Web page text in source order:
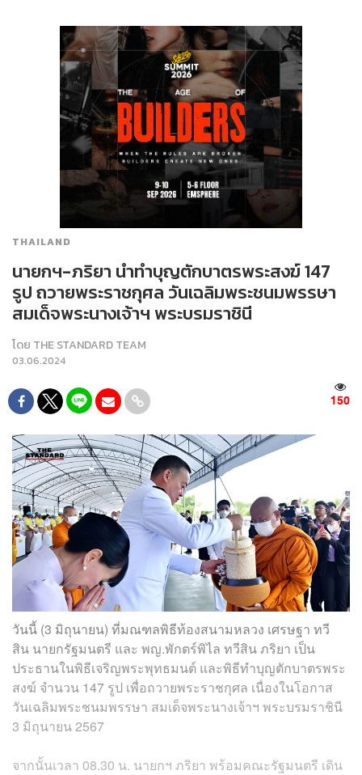
THAILAND
นายกฯ-ภริยา นำทำบุญตักบาตรพระสงฆ์ 147
รูป ถวายพระราชกุศล วันเฉลิมพระชนมพรรษา
สมเด็จพระนางเจ้าฯ พระบรมราชินี
โดย THE STANDARD TEAM
03.06.2024
150
วันนี้ (3 มิถุนายน) ที่มณฑลพิธีท้องสนามหลวง เศรษฐา ทวี
สิน นายกรัฐมนตรี และ พญ.พักตร์พิไล ทวีสิน ภริยา เป็น
ประธานในพิธีเจริญพระพุทธมนต์ และพิธีทำบุญตักบาตรพระ
สงฆ์ จำนวน 147 รูป เพื่อถวายพระราชกุศล เนื่องในโอกาส
วันเฉลิมพระชนมพรรษา สมเด็จพระนางเจ้าฯ พระบรมราชินี
3 มิถุนายน 2567
จากนั้นเวลา 08.30 น. นายกฯ ภริยา พร้อมคณะรัฐมนตรี เดิน